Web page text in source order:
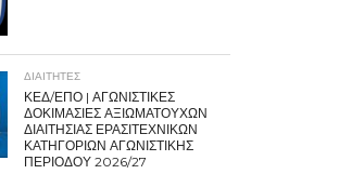
ΔΙΑΙΤΗΤΕΣ
ΚΕΔ/ΕΠΟ | ΑΓΩΝΙΣΤΙΚΕΣ
ΔΟΚΙΜΑΣΙΕΣ ΑΞΙΩΜΑΤΟΥΧΩΝ
ΔΙΑΙΤΗΣΙΑΣ ΕΡΑΣΙΤΕΧΝΙΚΩΝ
ΚΑΤΗΓΟΡΙΩΝ ΑΓΩΝΙΣΤΙΚΗΣ
ΠΕΡΙΟΔΟΥ 2026/27